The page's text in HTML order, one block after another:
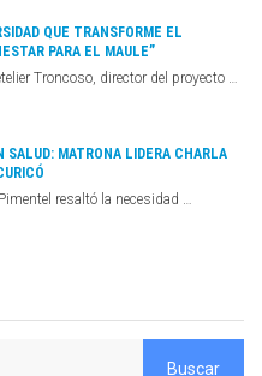
QUE TRANSFORME EL
PARA EL MAULE”
Troncoso, director del proyecto …
SALUD: MATRONA LIDERA CHARLA
resaltó la necesidad …